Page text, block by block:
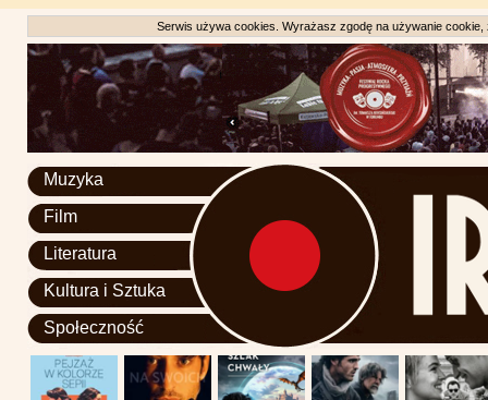
Serwis używa cookies. Wyrażasz zgodę na używanie
Muzyka
Film
Literatura
Kultura i Sztuka
Społeczność